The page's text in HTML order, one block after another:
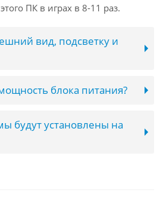
ПК в играх в 8-11 раз.
вид, подсветку и
блока питания?
будут установлены на